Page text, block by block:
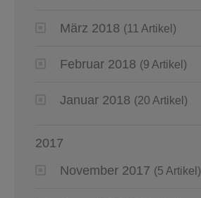
März 2018 (11 Artikel)
Februar 2018 (9 Artikel)
Januar 2018 (20 Artikel)
2017
November 2017 (5 Artikel)